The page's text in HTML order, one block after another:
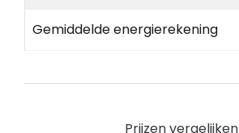
Gemiddelde energierekening
Prijzen vergelijken